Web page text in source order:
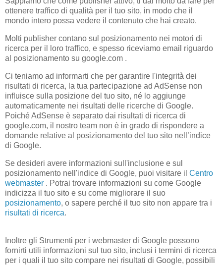
ottenere traffico di qualità per il tuo sito, in modo che il
mondo intero possa vedere il contenuto che hai creato.
Molti publisher contano sul posizionamento nei motori di
ricerca per il loro traffico, e spesso riceviamo email riguardo
al posizionamento su google.com .
Ci teniamo ad informarti che per garantire l'integrità dei
risultati di ricerca, la tua partecipazione ad AdSense non
influisce sulla posizione del tuo sito, né lo aggiunge
automaticamente nei risultati delle ricerche di Google.
Poiché AdSense è separato dai risultati di ricerca di
google.com, il nostro team non è in grado di rispondere a
domande relative al posizionamento del tuo sito nell’indice
di Google.
Se desideri avere informazioni sull'inclusione e sul
posizionamento nell'indice di Google, puoi visitare il Centro
webmaster . Potrai trovare informazioni su come Google
indicizza il tuo sito e su come migliorare il suo
posizionamento, o sapere perché il tuo sito non appare tra i
risultati di ricerca.
Inoltre gli Strumenti per i webmaster di Google possono
fornirti utili informazioni sul tuo sito, inclusi i termini di ricerca
per i quali il tuo sito compare nei risultati di Google, possibili